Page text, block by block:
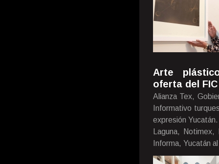
Arte
oferta del
Alianza Tex,
Informativo
expresión
Laguna,
Informa, Yucatán